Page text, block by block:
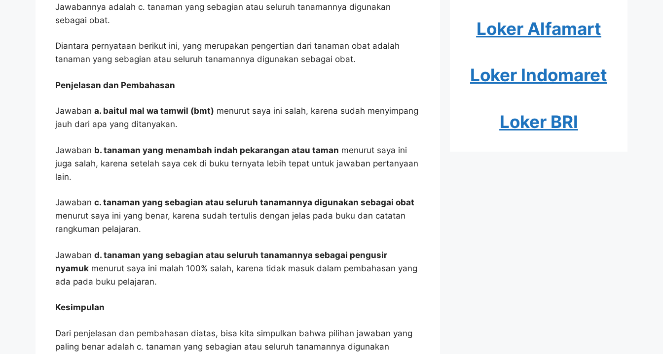
Jawabannya adalah c. tanaman yang sebagian atau seluruh tanamannya digunakan
sebagai obat.
Diantara pernyataan berikut ini, yang merupakan pengertian dari tanaman obat adalah
tanaman yang sebagian atau seluruh tanamannya digunakan sebagai obat.
Penjelasan dan Pembahasan
Jawaban a. baitul mal wa tamwil (bmt) menurut saya ini salah, karena sudah menyimpang
jauh dari apa yang ditanyakan.
Jawaban b. tanaman yang menambah indah pekarangan atau taman menurut saya ini
juga salah, karena setelah saya cek di buku ternyata lebih tepat untuk jawaban pertanyaan
lain.
Jawaban c. tanaman yang sebagian atau seluruh tanamannya digunakan sebagai obat
menurut saya ini yang benar, karena sudah tertulis dengan jelas pada buku dan catatan
rangkuman pelajaran.
Jawaban d. tanaman yang sebagian atau seluruh tanamannya sebagai pengusir
nyamuk menurut saya ini malah 100% salah, karena tidak masuk dalam pembahasan yang
ada pada buku pelajaran.
Kesimpulan
Dari penjelasan dan pembahasan diatas, bisa kita simpulkan bahwa pilihan jawaban yang
paling benar adalah c. tanaman yang sebagian atau seluruh tanamannya digunakan
Loker Alfamart
Loker Indomaret
Loker BRI